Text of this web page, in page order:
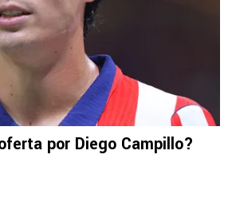
por Diego Campillo?